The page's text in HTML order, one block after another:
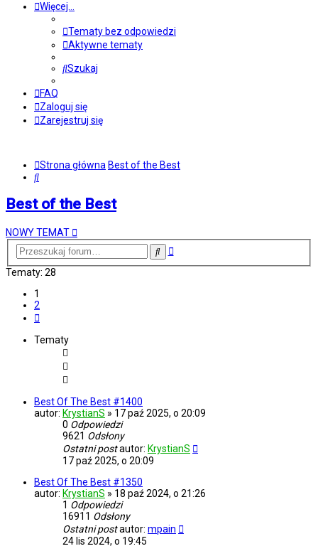
Więcej…
Tematy bez odpowiedzi
Aktywne tematy
Szukaj
FAQ
Zaloguj się
Zarejestruj się
Strona główna Best of the Best
Szukaj
Best of the Best
NOWY TEMAT
SzukajWyszukiwanie
Tematy: 28
1
2
Tematy
Best Of The Best #1400
autor: KrystianS » 17 paź 2025, o 20:09
0 Odpowiedzi
9621 Odsłony
Ostatni postautor: KrystianS
17 paź 2025, o 20:09
Best Of The Best #1350
autor: KrystianS » 18 paź 2024, o 21:26
1 Odpowiedzi
16911 Odsłony
Ostatni postautor: mpain
24 lis 2024, o 19:45